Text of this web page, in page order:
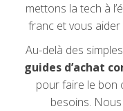
mettons la tech à
franc et vous
Au-delà des
guides d’achat
pour faire le bon
besoins.